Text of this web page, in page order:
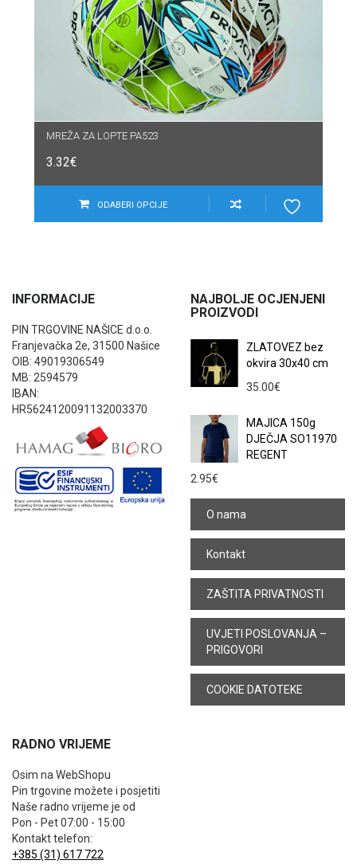
MREŽA ZA LOPTE PA523
3.32€
ODABERI OPCIJE
INFORMACIJE
PIN TRGOVINE NAŠICE d.o.o.
Franjevačka 2e, 31500 Našice
OIB: 49019306549
MB: 2594579
IBAN:
HR5624120091132003370
NAJBOLJE OCJENJENI
PROIZVODI
ZLATOVEZ bez
okvira 30x40 cm
35.00€
MAJICA 150g
DJEČJA SO11970
REGENT
2.95€
O nama
Kontakt
ZAŠTITA PRIVATNOSTI
UVJETI POSLOVANJA –
PRIGOVORI
COOKIE DATOTEKE
RADNO VRIJEME
Osim na WebShopu
Pin trgovine možete i posjetiti
Naše radno vrijeme je od
Pon - Pet 07:00 - 15:00
Kontakt telefon:
+385 (31) 617 722